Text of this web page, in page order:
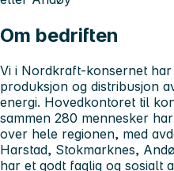
Om bedriften
Vi i Nordkraft-konsernet
produksjon og distribusjon
energi. Hovedkontoret til
sammen 280 mennesker
over hele regionen, med
Harstad, Stokmarknes,
har et godt faglig og sosialt